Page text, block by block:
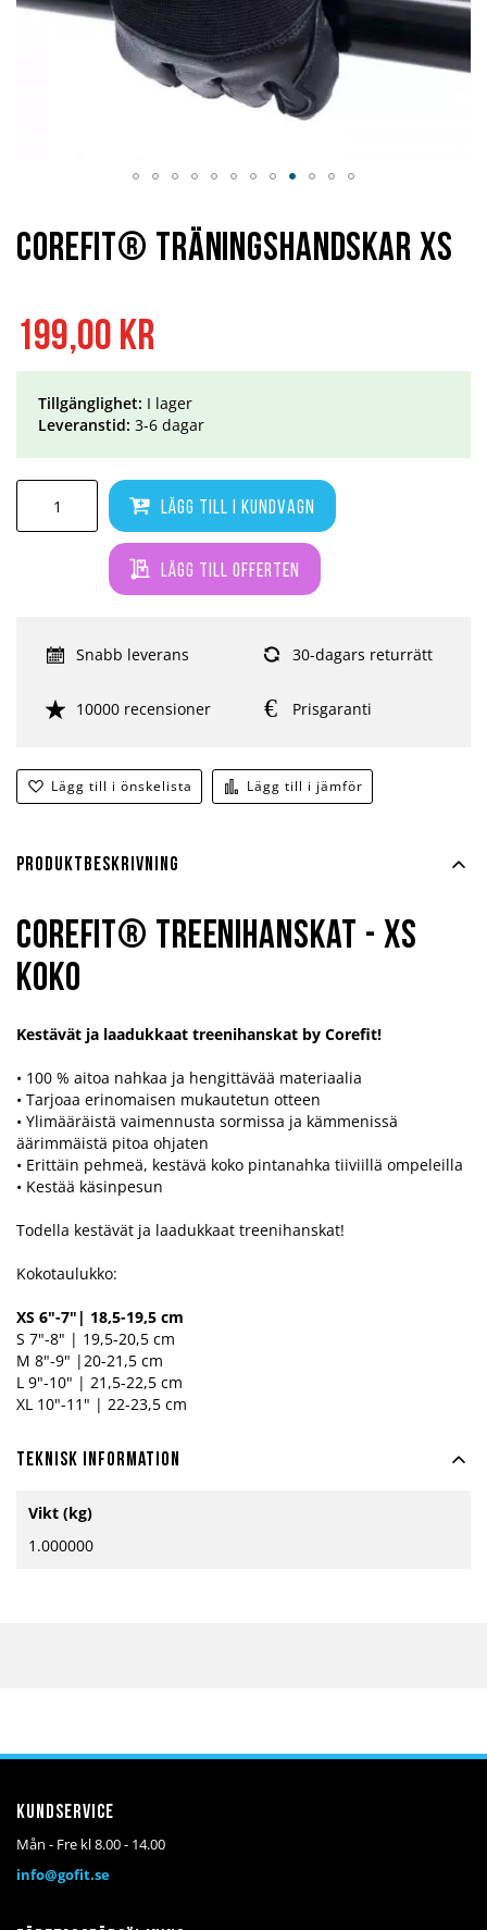
199,00 kr
Lägg till i kundvagn
Lägg till offerten
Lägg till i önskelista Lägg till i jämför
Tillgänglighet: I lager
Leveranstid: 3-6 dagar
Snabb leverans 30-dagars returrätt
10000 recensioner Prisgaranti
Corefit® Träningshandskar XS
början
av
Produktbeskrivning
Corefit® treenihanskat - XS
koko
Kestävät ja laadukkaat treenihanskat by Corefit!
• 100 % aitoa nahkaa ja hengittävää materiaalia
• Tarjoaa erinomaisen mukautetun otteen
• Ylimääräistä vaimennusta sormissa ja kämmenissä
äärimmäistä pitoa ohjaten
• Erittäin pehmeä, kestävä koko pintanahka tiiviillä ompeleilla
• Kestää käsinpesun
Todella kestävät ja laadukkaat treenihanskat!
Kokotaulukko:
XS 6"-7"| 18,5-19,5 cm
S 7"-8" | 19,5-20,5 cm
M 8"-9" |20-21,5 cm
L 9"-10" | 21,5-22,5 cm
XL 10"-11" | 22-23,5 cm
Teknisk information
information
Vikt (kg)
1.000000
Kundservice
Mån - Fre kl 8.00 - 14.00
info@gofit.se